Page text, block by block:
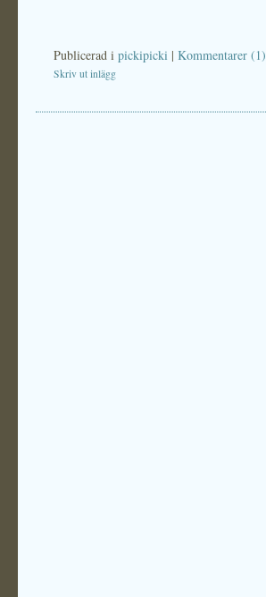
Publicerad i pickipicki | Kommentarer (1)
Skriv ut inlägg